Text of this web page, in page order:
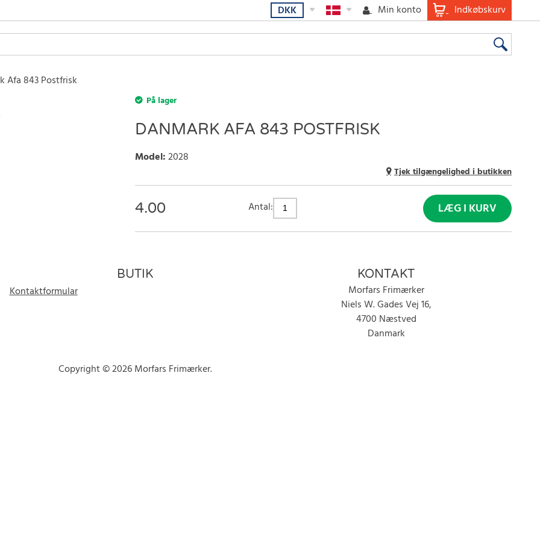
Indkøbskurv
Min konto
DKK
Afa 843 Postfrisk
På lager
DANMARK AFA 843 POSTFRISK
Model:2028
Tjek tilgængelighed i butikken
4.00 Antal: LÆG I KURV
BUTIK
Kontaktformular
KONTAKT
Morfars Frimærker
Niels W. Gades Vej 16,
4700 Næstved
Danmark
Copyright © 2026 Morfars Frimærker.